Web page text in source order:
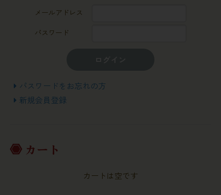
メールアドレス
パスワード
パスワードをお忘れの方
新規会員登録
カート
カートは空です